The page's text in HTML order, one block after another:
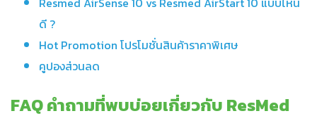
ดี ?
Hot Promotion โปรโมชั่นสินค้าราคาพิเศษ
คูปองส่วนลด
FAQ คำถามที่พบบ่อยเกี่ยวกับ ResMed